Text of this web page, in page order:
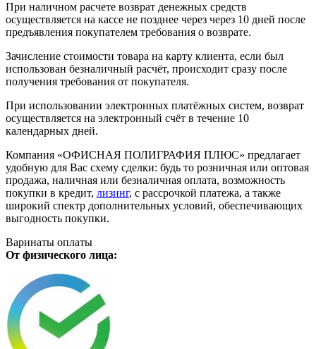
При наличном расчете возврат денежных средств
осуществляется на кассе не позднее через через 10 дней после
предъявления покупателем требования о возврате.
Зачисление стоимости товара на карту клиента, если был
использован безналичный расчёт, происходит сразу после
получения требования от покупателя.
При использовании электронных платёжных систем, возврат
осуществляется на электронный счёт в течение 10
календарных дней.
Компания «ОФИСНАЯ ПОЛИГРАФИЯ ПЛЮС» предлагает
удобную для Вас схему сделки: будь то розничная или оптовая
продажа, наличная или безналичная оплата, возможность
покупки в кредит, лизинг, с рассрочкой платежа, а также
широкий спектр дополнительных условий, обеспечивающих
выгодность покупки.
Варинаты оплаты
От физического лица: